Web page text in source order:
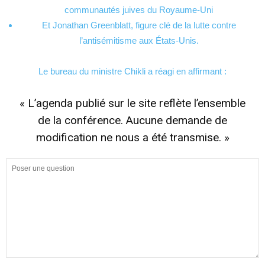
communautés juives du Royaume-Uni
Et Jonathan Greenblatt, figure clé de la lutte contre
l’antisémitisme aux États-Unis.
Le bureau du ministre Chikli a réagi en affirmant :
« L’agenda publié sur le site reflète l’ensemble
de la conférence. Aucune demande de
modification ne nous a été transmise. »